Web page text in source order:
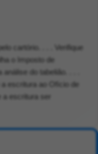
cartório. . . . Verifique
o Imposto de
do tabelião. . . .
escritura ao Ofício de
a escritura ser